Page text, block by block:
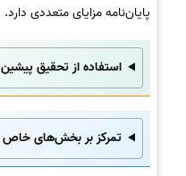
پایان‌نامه مزایای متعددی دارد.
استفاده از تحقیق پیشین
تمرکز بر بخش‌های خاص